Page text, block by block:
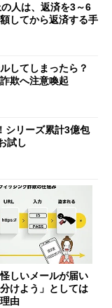
人は、返済を3～6
してから返済する手
してしまったら？
欺へ注意喚起
シリーズ累計3億包
試し
しいメールが届い
けよう」としては
由